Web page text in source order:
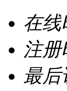
在线
注册
最后